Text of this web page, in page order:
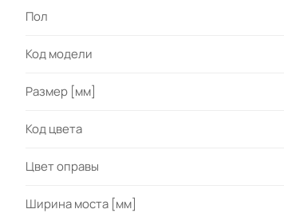
Пол
Код модели
Размер [мм]
Код цвета
Цвет оправы
Ширина моста [мм]